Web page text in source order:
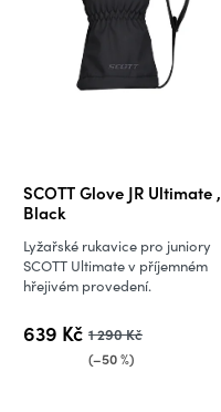
SCOTT Glove JR Ultimate ,
Black
639 Kč 1 290 Kč
(–50 %)
Lyžařské rukavice pro juniory
SCOTT Ultimate v příjemném
hřejivém provedení.